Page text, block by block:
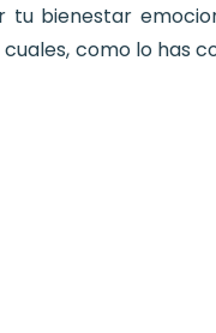
bienestar
como lo has